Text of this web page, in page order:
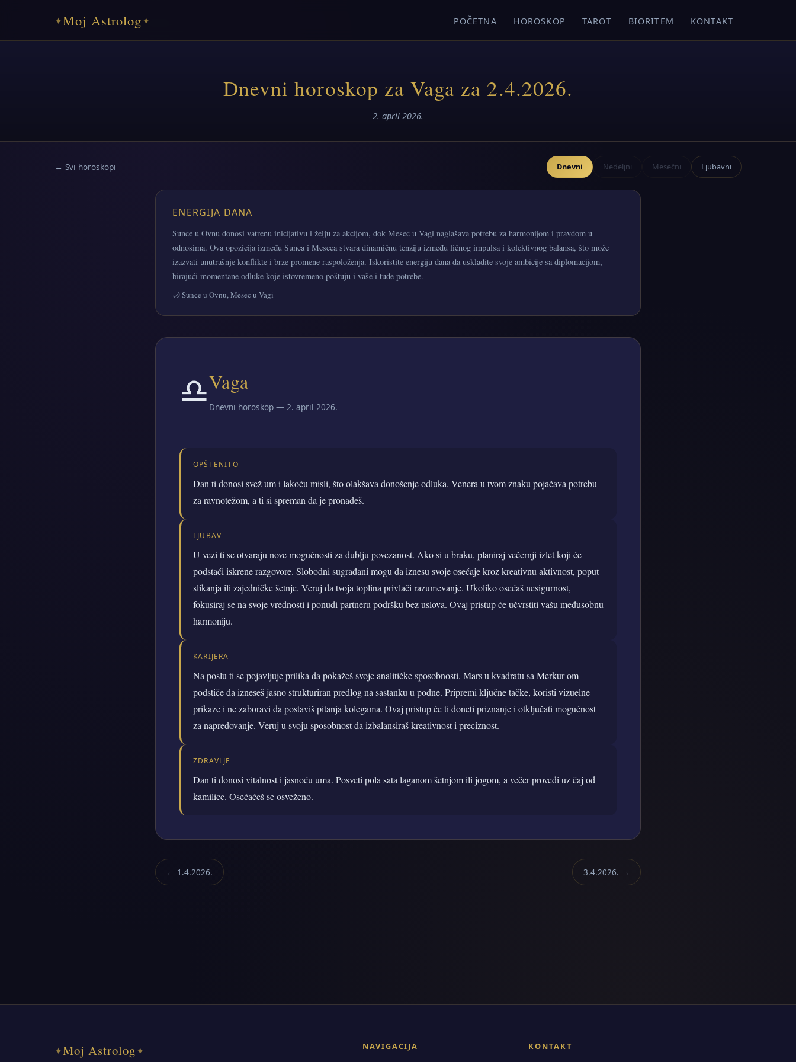
✦Moj Astrolog✦ POČETNA HOROSKOP TAROT BIORITEM KONTAKT
Dnevni horoskop za Vaga za 2.4.2026.
2. april 2026.
← Svi horoskopi Dnevni Nedeljni Mesečni Ljubavni
ENERGIJA DANA
Sunce u Ovnu donosi vatrenu inicijativu i želju za akcijom, dok Mesec u Vagi naglašava potrebu za harmonijom i pravdom u
odnosima. Ova opozicija između Sunca i Meseca stvara dinamičnu tenziju između ličnog impulsa i kolektivnog balansa, što može
izazvati unutrašnje konflikte i brze promene raspoloženja. Iskoristite energiju dana da uskladite svoje ambicije sa diplomacijom,
birajući momentane odluke koje istovremeno poštuju i vaše i tuđe potrebe.
🌙 Sunce u Ovnu, Mesec u Vagi
♎Vaga
Dnevni horoskop — 2. april 2026.
OPŠTENITO
Dan ti donosi svež um i lakoću misli, što olakšava donošenje odluka. Venera u tvom znaku pojačava potrebu
za ravnotežom, a ti si spreman da je pronađeš.
LJUBAV
U vezi ti se otvaraju nove mogućnosti za dublju povezanost. Ako si u braku, planiraj večernji izlet koji će
podstaći iskrene razgovore. Slobodni sugrađani mogu da iznesu svoje osećaje kroz kreativnu aktivnost, poput
slikanja ili zajedničke šetnje. Veruj da tvoja toplina privlači razumevanje. Ukoliko osećaš nesigurnost,
fokusiraj se na svoje vrednosti i ponudi partneru podršku bez uslova. Ovaj pristup će učvrstiti vašu međusobnu
harmoniju.
KARIJERA
Na poslu ti se pojavljuje prilika da pokažeš svoje analitičke sposobnosti. Mars u kvadratu sa Merkur-om
podstiče da izneseš jasno strukturiran predlog na sastanku u podne. Pripremi ključne tačke, koristi vizuelne
prikaze i ne zaboravi da postaviš pitanja kolegama. Ovaj pristup će ti doneti priznanje i otključati mogućnost
za napredovanje. Veruj u svoju sposobnost da izbalansiraš kreativnost i preciznost.
ZDRAVLJE
Dan ti donosi vitalnost i jasnoću uma. Posveti pola sata laganom šetnjom ili jogom, a večer provedi uz čaj od
kamilice. Osećaćeš se osveženo.
← 1.4.2026. 3.4.2026. →
✦Moj Astrolog✦ NAVIGACIJA KONTAKT